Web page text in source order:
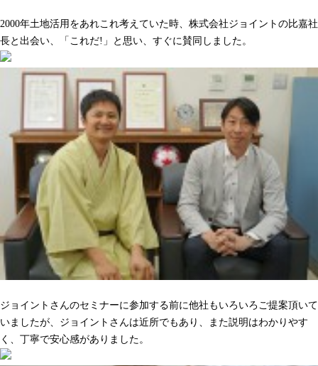
2000年土地活用をあれこれ考えていた時、株式会社ジョイントの比嘉社
長と出会い、「これだ!」と思い、すぐに賛同しました。
ジョイントさんのセミナーに参加する前に他社もいろいろご提案頂いて
いましたが、ジョイントさんは近所でもあり、また説明はわかりやす
く、丁寧で安心感がありました。